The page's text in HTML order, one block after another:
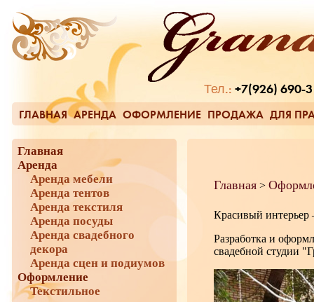
Тел.: +7(926) 690-
ГЛАВНАЯ АРЕНДА ОФОРМЛЕНИЕ ПРОДАЖА ДЛЯ
Главная
Аренда
Аренда мебели
Аренда тентов
Аренда текстиля
Аренда посуды
Аренда свадебного
декора
Аренда сцен и подиумов
Оформление
Текстильное
Главная >
Красивый интерьер
Разработка и
свадебной студии